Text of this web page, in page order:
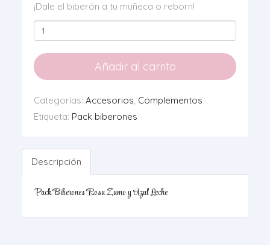
¡Dale el biberón a tu muñeca o reborn!
Pack
Biberones
Rosa
y
cantidad
Añadir al carrito
Categorías: Accesorios, Complementos
Etiqueta: Pack biberones
Descripción
Pack Biberones Rosa Zumo y Azul Leche